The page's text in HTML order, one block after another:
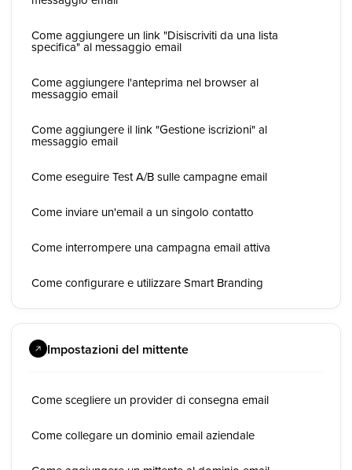
Come aggiungere un link "Disiscriviti da una lista
specifica" al messaggio email
Come aggiungere l'anteprima nel browser al
messaggio email
Come aggiungere il link "Gestione iscrizioni" al
messaggio email
Come eseguire Test A/B sulle campagne email
Come inviare un'email a un singolo contatto
Come interrompere una campagna email attiva
Come configurare e utilizzare Smart Branding
Impostazioni del mittente
Come scegliere un provider di consegna email
Come collegare un dominio email aziendale